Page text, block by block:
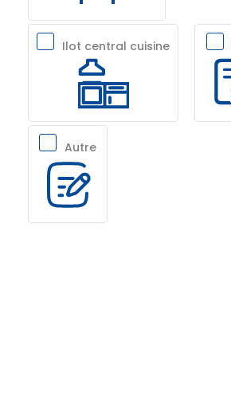
Ilot central cuisine
Autre